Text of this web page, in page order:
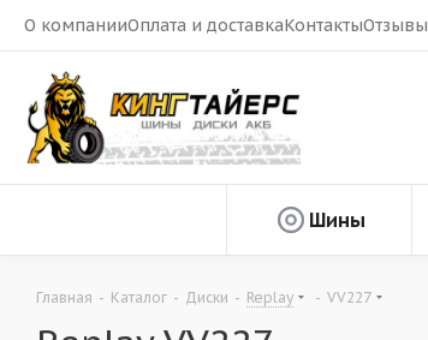
О компанииОплата и доставкаКонтактыОтзывы
Шины
Главная - Каталог - Диски - Replay - VV227